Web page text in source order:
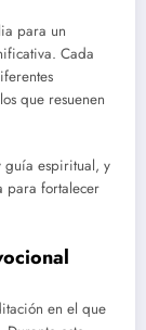
para un
Cada
que resuenen
guía espiritual, y
para fortalecer
en el que